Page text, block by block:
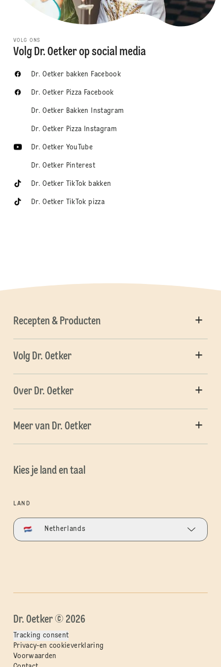
VOLG ONS
Volg Dr. Oetker op social media
Dr. Oetker bakken Facebook
Dr. Oetker Pizza Facebook
Dr. Oetker Bakken Instagram
Dr. Oetker Pizza Instagram
Dr. Oetker YouTube
Dr. Oetker Pinterest
Dr. Oetker TikTok bakken
Dr. Oetker TikTok pizza
Recepten & Producten
Volg Dr. Oetker
Over Dr. Oetker
Meer van Dr. Oetker
Kies je land en taal
LAND
Netherlands
Dr. Oetker © 2026
Tracking consent
Privacy-en cookieverklaring
Voorwaarden